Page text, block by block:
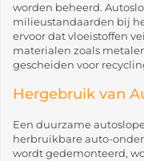
worden beheerd.
milieustandaarden bij
ervoor dat vloeistoffen
materialen zoals
gescheiden voor
Hergebruik van
Een duurzame
herbruikbare auto-
wordt gedemonteerd,